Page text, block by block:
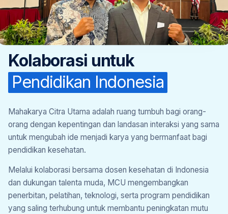
TENTANG MAHAKARYA
Kolaborasi untuk
Pendidikan Indonesia
Mahakarya Citra Utama adalah ruang tumbuh bagi orang-
orang dengan kepentingan dan landasan interaksi yang sama
untuk mengubah ide menjadi karya yang bermanfaat bagi
pendidikan kesehatan.
Melalui kolaborasi bersama dosen kesehatan di Indonesia
dan dukungan talenta muda, MCU mengembangkan
penerbitan, pelatihan, teknologi, serta program pendidikan
yang saling terhubung untuk membantu peningkatan mutu